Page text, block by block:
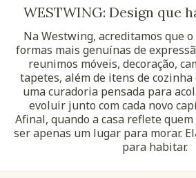
WESTWING: Design que
Na Westwing, acreditamos que
formas mais genuínas de
reunimos móveis, decoração,
tapetes, além de itens de cozinha
uma curadoria pensada para
evoluir junto com cada novo
Afinal, quando a casa reflete quem
ser apenas um lugar para morar.
para habitar.